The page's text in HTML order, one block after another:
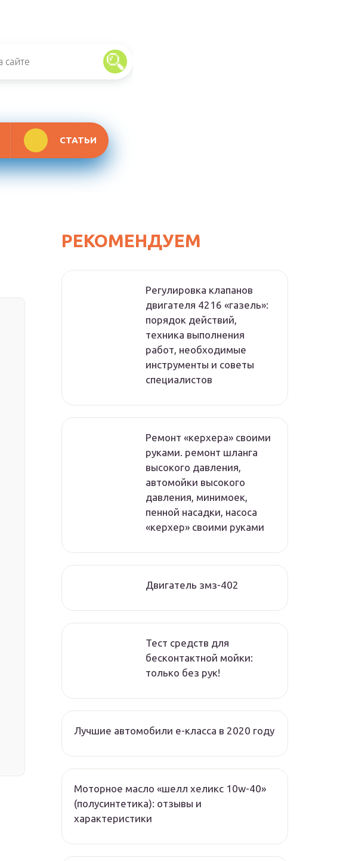
СТАТЬИ
РЕКОМЕНДУЕМ
Регулировка клапанов
двигателя 4216 «газель»:
порядок действий,
техника выполнения
работ, необходимые
инструменты и советы
специалистов
Ремонт «керхера» своими
руками. ремонт шланга
высокого давления,
автомойки высокого
давления, минимоек,
пенной насадки, насоса
«керхер» своими руками
Двигатель змз-402
Тест средств для
бесконтактной мойки:
только без рук!
Лучшие автомобили e-класса в 2020 году
Моторное масло «шелл хеликс 10w-40»
(полусинтетика): отзывы и
характеристики